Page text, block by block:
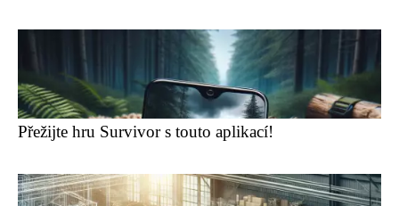
Přežijte hru Survivor s touto aplikací!